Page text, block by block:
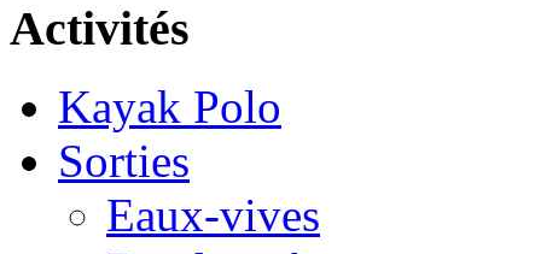
Activités
Kayak Polo
Sorties
Eaux-vives